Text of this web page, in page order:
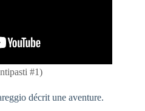
#1)
décrit une aventure.